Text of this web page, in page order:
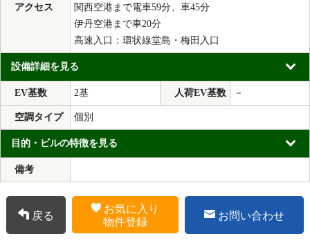
アクセス
関西空港まで電車59分、車45分
伊丹空港まで車20分
高速入口：環状線堂島・梅田入口
設備詳細を見る
EV基数 2基 人荷EV基数 －
空調タイプ 個別
目的・ビルの特徴を見る
備考
戻る
お気に入り
物件登録
お問い合わせ